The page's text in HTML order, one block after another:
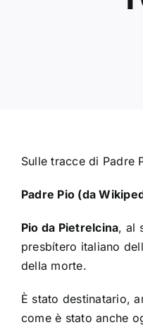
Sulle tracce di Padre
Padre Pio (da
Pio da Pietrelcina, al
presbítero italiano
della morte.
È stato destinatario,
come è stato anche